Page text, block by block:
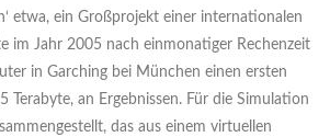
etwa, ein Großprojekt einer internationalen
im Jahr 2005 nach einmonatiger Rechenzeit
in Garching bei München einen ersten
Terabyte, an Ergebnissen. Für die Simulation
das aus einem virtuellen